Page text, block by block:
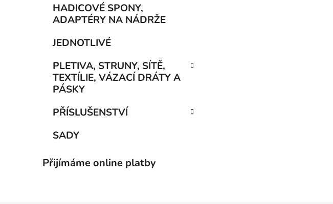
HADICOVÉ SPONY,
ADAPTÉRY NA NÁDRŽE
JEDNOTLIVÉ
PLETIVA, STRUNY, SÍTĚ,
TEXTÍLIE, VÁZACÍ DRÁTY A
PÁSKY
PŘÍSLUŠENSTVÍ
SADY
Přijímáme online platby